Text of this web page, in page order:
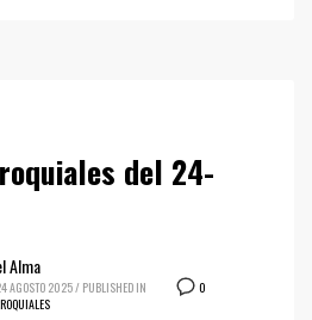
del 24-
0
Alma
AGOSTO 2025/ PUBLISHED IN